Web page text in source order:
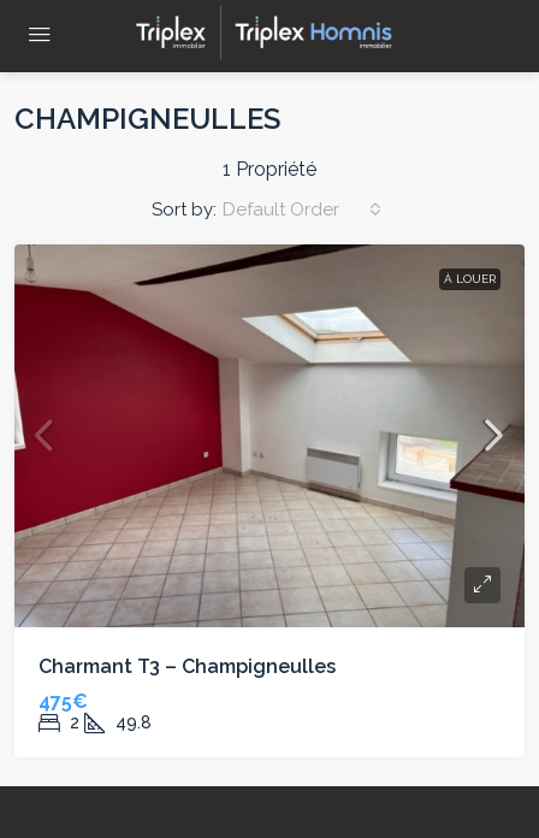
CHAMPIGNEULLES
1 Propriété
Sort by: Default Order
À LOUER
Charmant T3 – Champigneulles
475€
2 49.8